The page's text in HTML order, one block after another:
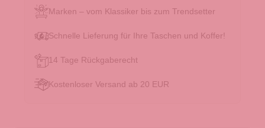
Marken – vom Klassiker bis zum Trendsetter
Schnelle Lieferung für Ihre Taschen und Koffer!
14 Tage Rückgaberecht
Kostenloser Versand ab 20 EUR